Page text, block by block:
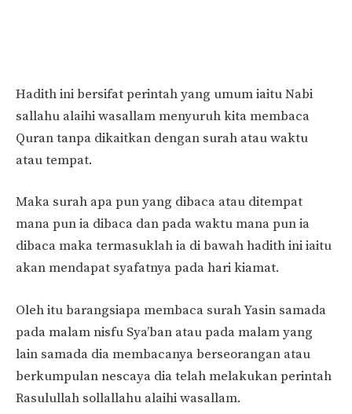
Hadith ini bersifat perintah yang umum iaitu Nabi
sallahu alaihi wasallam menyuruh kita membaca
Quran tanpa dikaitkan dengan surah atau waktu
atau tempat.
Maka surah apa pun yang dibaca atau ditempat
mana pun ia dibaca dan pada waktu mana pun ia
dibaca maka termasuklah ia di bawah hadith ini iaitu
akan mendapat syafatnya pada hari kiamat.
Oleh itu barangsiapa membaca surah Yasin samada
pada malam nisfu Sya’ban atau pada malam yang
lain samada dia membacanya berseorangan atau
berkumpulan nescaya dia telah melakukan perintah
Rasulullah sollallahu alaihi wasallam.